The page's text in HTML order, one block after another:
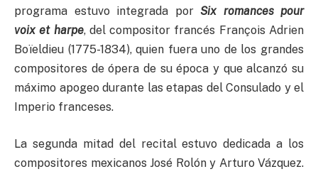
programa estuvo integrada por Six romances pour
voix et harpe, del compositor francés François Adrien
Boïeldieu (1775-1834), quien fuera uno de los grandes
compositores de ópera de su época y que alcanzó su
máximo apogeo durante las etapas del Consulado y el
Imperio franceses.
La segunda mitad del recital estuvo dedicada a los
compositores mexicanos José Rolón y Arturo Vázquez.